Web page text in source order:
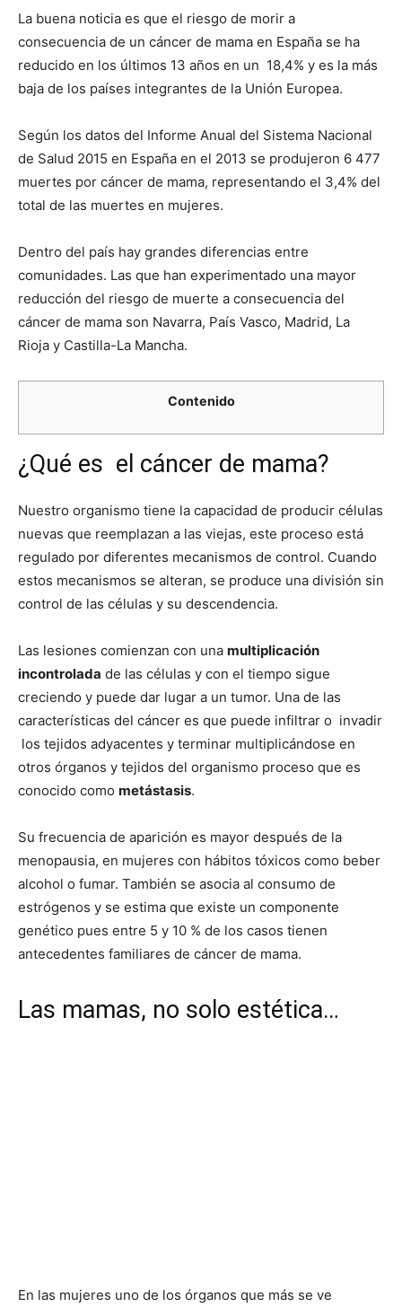
La buena noticia es que el riesgo de morir a
consecuencia de un cáncer de mama en España se ha
reducido en los últimos 13 años en un 18,4% y es la más
baja de los países integrantes de la Unión Europea.
Según los datos del Informe Anual del Sistema Nacional
de Salud 2015 en España en el 2013 se produjeron 6 477
muertes por cáncer de mama, representando el 3,4% del
total de las muertes en mujeres.
Dentro del país hay grandes diferencias entre
comunidades. Las que han experimentado una mayor
reducción del riesgo de muerte a consecuencia del
cáncer de mama son Navarra, País Vasco, Madrid, La
Rioja y Castilla-La Mancha.
Contenido
¿Qué es el cáncer de mama?
Nuestro organismo tiene la capacidad de producir células
nuevas que reemplazan a las viejas, este proceso está
regulado por diferentes mecanismos de control. Cuando
estos mecanismos se alteran, se produce una división sin
control de las células y su descendencia.
Las lesiones comienzan con una multiplicación
incontrolada de las células y con el tiempo sigue
creciendo y puede dar lugar a un tumor. Una de las
características del cáncer es que puede infiltrar o invadir
los tejidos adyacentes y terminar multiplicándose en
otros órganos y tejidos del organismo proceso que es
conocido como metástasis.
Su frecuencia de aparición es mayor después de la
menopausia, en mujeres con hábitos tóxicos como beber
alcohol o fumar. También se asocia al consumo de
estrógenos y se estima que existe un componente
genético pues entre 5 y 10 % de los casos tienen
antecedentes familiares de cáncer de mama.
Las mamas, no solo estética…
En las mujeres uno de los órganos que más se ve